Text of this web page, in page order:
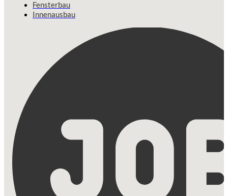
Fensterbau
Innenausbau